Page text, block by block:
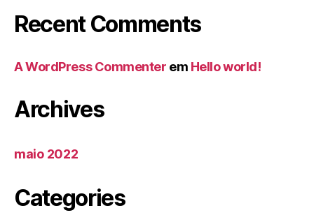
Recent Comments
A WordPress Commenter em Hello world!
Archives
maio 2022
Categories